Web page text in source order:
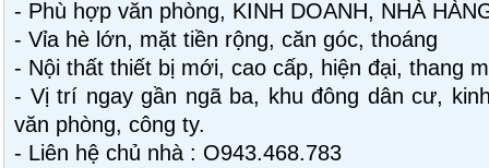
- Phù hợp văn phòng, KINH DOANH, NHÀ
- Vỉa hè lớn, mặt tiền rộng, căn góc, thoáng
- Nội thất thiết bị mới, cao cấp, hiện đại, thang
- Vị trí ngay gần ngã ba, khu đông dân cư,
văn phòng, công ty.
- Liên hệ chủ nhà : O943.468.783